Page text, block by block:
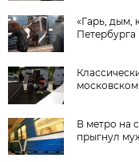
«Гарь, дым,
Петербурга
В метро на
прыгнул